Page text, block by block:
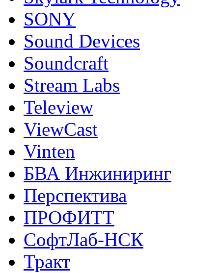
SONY
Sound Devices
Soundcraft
Stream Labs
Teleview
ViewCast
Vinten
БВА Инжиниринг
Перспектива
ПРОФИТТ
СофтЛаб-НСК
Тракт